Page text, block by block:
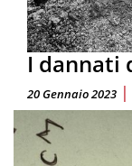
I dannati
20 Gennaio 2023 |